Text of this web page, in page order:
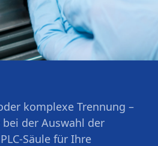
komplexe Trennung –
der Auswahl der
Säule für Ihre